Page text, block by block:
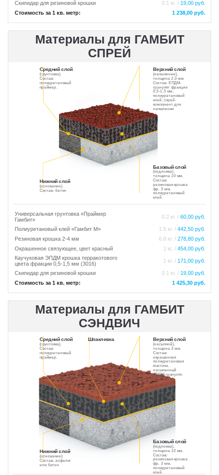
Скипидар для резиновой крошки 0.1 кг. / 19,00 руб.
Стоимость за 1 кв. метр:
1 238,00 руб.
Материалы для ГАМБИТ
СПРЕЙ
Нижний слой
(основание).
Состав: бетон
Средний слой
(грунтовка).
Состав:
полиуретановый
праймер.
Базовый слой
(подложка),
толщина 10 мм.
Состав:
резиновая крошка
фр. 3 мм,
полиуретановый
клей.
Верхний слой
(напыление),
толщина 2-3 мм.
Состав: ЕПДМ-
гранулят фракции
0,5-1,5 мм,
полиуретановый
клей, спрей-
компонент для
напыления
Универсальная грунтовка «Праймер
Гамбит»
0.2 кг. / 60,00 руб.
Полиуретановый клей «Гамбит М» 1.5 кг. / 442,50 руб.
Резиновая крошка 2-4 мм
6.8 кг. / 278,80 руб.
Окрашенное связующее, цвет красный
1 кг. / 454,00 руб.
Каучуковая ЭПДМ крошка терракотового
цвета фракции 0,5-1,5 мм (3016)
1 кг. / 171,00 руб.
Скипидар для резиновой крошки 0.1 кг. / 19,00 руб.
Стоимость за 1 кв. метр:
1 425,30 руб.
Материалы для ГАМБИТ
СЭНДВИЧ
Нижний слой
(основание):
Состав: асфальт
или бетон
Средний слой
(грунтовка).
Состав:
полиуретановый
праймер.
Базовый слой
(подложка),
толщина 10 мм.
Состав:
резиновая крошка
фр. 3 мм,
полиуретановый
клей.
Шпаклевка Верхний слой
(насыпной),
толщина 3 мм.
Состав:
окрашенная
полиуретановая
мастика,
насыпанный
ЕПДМ-гранулят.